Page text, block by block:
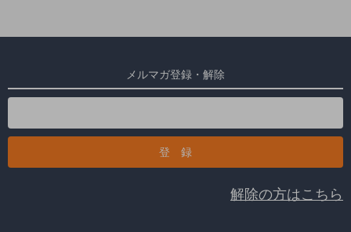
メルマガ登録・解除
解除の方はこちら